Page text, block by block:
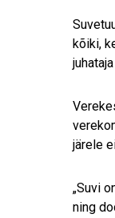
kõiki,
järele
„Suvi
ning